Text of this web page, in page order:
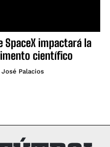
SpaceX impactará la
científico
Palacios